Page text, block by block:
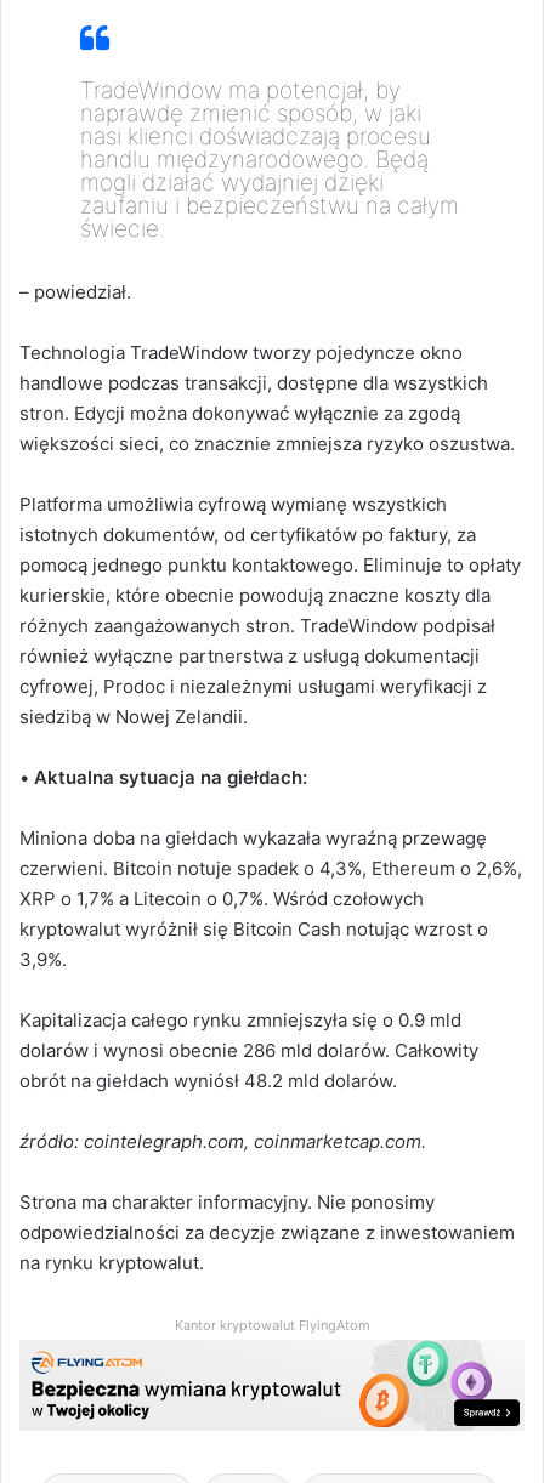
TradeWindow ma potencjał, by
naprawdę zmienić sposób, w jaki
nasi klienci doświadczają procesu
handlu międzynarodowego. Będą
mogli działać wydajniej dzięki
zaufaniu i bezpieczeństwu na całym
świecie.
– powiedział.
Technologia TradeWindow tworzy pojedyncze okno
handlowe podczas transakcji, dostępne dla wszystkich
stron. Edycji można dokonywać wyłącznie za zgodą
większości sieci, co znacznie zmniejsza ryzyko oszustwa.
Platforma umożliwia cyfrową wymianę wszystkich
istotnych dokumentów, od certyfikatów po faktury, za
pomocą jednego punktu kontaktowego. Eliminuje to opłaty
kurierskie, które obecnie powodują znaczne koszty dla
różnych zaangażowanych stron. TradeWindow podpisał
również wyłączne partnerstwa z usługą dokumentacji
cyfrowej, Prodoc i niezależnymi usługami weryfikacji z
siedzibą w Nowej Zelandii.
• Aktualna sytuacja na giełdach:
Miniona doba na giełdach wykazała wyraźną przewagę
czerwieni. Bitcoin notuje spadek o 4,3%, Ethereum o 2,6%,
XRP o 1,7% a Litecoin o 0,7%. Wśród czołowych
kryptowalut wyróżnił się Bitcoin Cash notując wzrost o
3,9%.
Kapitalizacja całego rynku zmniejszyła się o 0.9 mld
dolarów i wynosi obecnie 286 mld dolarów. Całkowity
obrót na giełdach wyniósł 48.2 mld dolarów.
źródło: cointelegraph.com, coinmarketcap.com.
Strona ma charakter informacyjny. Nie ponosimy
odpowiedzialności za decyzje związane z inwestowaniem
na rynku kryptowalut.
Kantor kryptowalut FlyingAtom